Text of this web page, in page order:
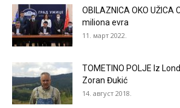
OBILAZNICA OKO UŽICA
miliona evra
11. март 2022.
TOMETINO POLJE Iz
Zoran Đukić
14. август 2018.